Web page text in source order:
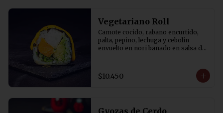
Vegetariano Roll
Camote cocido, rabano encurtido,
palta, pepino, lechuga y cebolin
envuelto en nori bañado en salsa de
$10.450
Gyozas de Cerdo